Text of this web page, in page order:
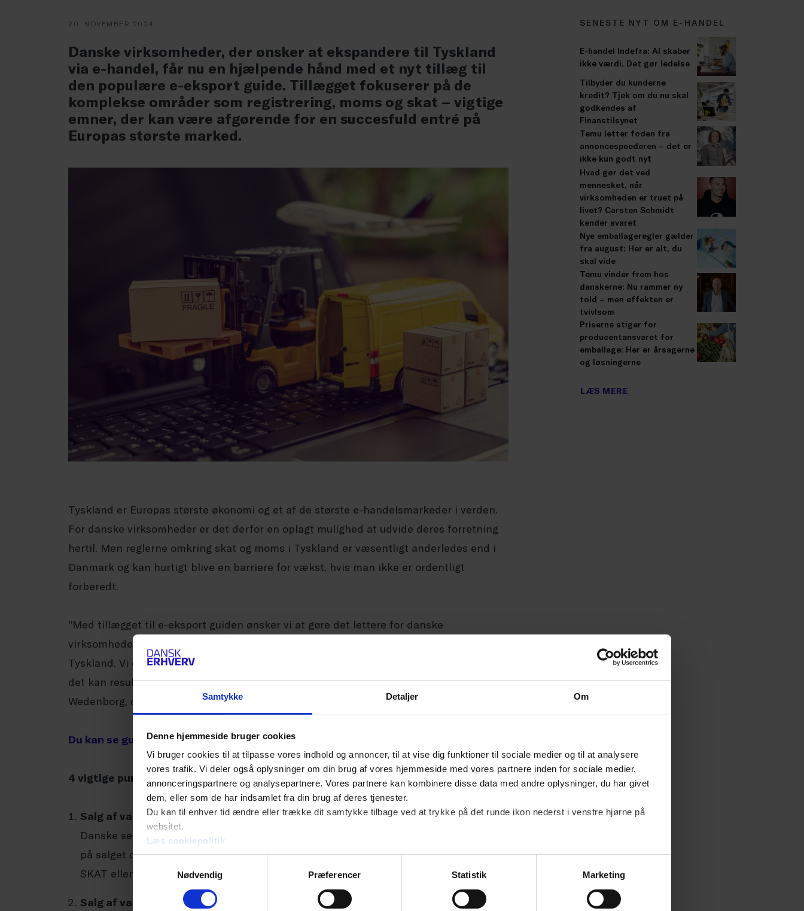
Samtykke Detaljer Om
Denne hjemmeside bruger cookies
Vi bruger cookies til at tilpasse vores indhold og annoncer, til at vise dig funktioner til sociale medier og til at analysere
vores trafik. Vi deler også oplysninger om din brug af vores hjemmeside med vores partnere inden for sociale medier,
annonceringspartnere og analysepartnere. Vores partnere kan kombinere disse data med andre oplysninger, du har givet
dem, eller som de har indsamlet fra din brug af deres tjenester.
Du kan til enhver tid ændre eller trække dit samtykke tilbage ved at trykke på det runde ikon nederst i venstre hjørne på
websitet.
Læs cookiepolitik
Samtykkevalg
Nødvendig
Præferencer Statistik Marketing
20. NOVEMBER 2024
Danske virksomheder, der ønsker at ekspandere til Tyskland
via e-handel, får nu en hjælpende hånd med et nyt tillæg til
den populære e-eksport guide. Tillægget fokuserer på de
komplekse områder som registrering, moms og skat – vigtige
emner, der kan være afgørende for en succesfuld entré på
Europas største marked.
Tyskland er Europas største økonomi og et af de største e-handelsmarkeder i verden.
For danske virksomheder er det derfor en oplagt mulighed at udvide deres forretning
hertil. Men reglerne omkring skat og moms i Tyskland er væsentligt anderledes end i
Danmark og kan hurtigt blive en barriere for vækst, hvis man ikke er ordentligt
forberedt.
”Med tillægget til e-eksport guiden ønsker vi at gøre det lettere for danske
virksomheder at navigere i de administrative krav, der er forbundet med at sælge i
Tyskland. Vi oplever ofte, at virksomheder bliver overvældede af de mange regler, og
det kan resultere i forsinkelser eller unødvendige omkostninger,” udtaler Jens
Wedenborg, chefkonsulent hos Dansk Erhverv.
Du kan se guiden om det tyske marked her.
4 vigtige punkter i det nye tillæg:
Salg af varer B2C:
Danske selskaber med online salg til tyske forbrugere skal opkræve den tyske moms
på salget og bør derfor tilmelde sig enten Moms One Stop Shop (MOSS) hos dansk
SKAT eller få en tysk momsregistrering.
Salg af varer B2B:
SENESTE NYT OM E-HANDEL
E-handel Indefra: AI skaber
ikke værdi. Det gør ledelse
Tilbyder du kunderne
kredit? Tjek om du nu skal
godkendes af
Finanstilsynet
Temu letter foden fra
annoncespeederen – det er
ikke kun godt nyt
Hvad gør det ved
mennesket, når
virksomheden er truet på
livet? Carsten Schmidt
kender svaret
Nye emballageregler gælder
fra august: Her er alt, du
skal vide
Temu vinder frem hos
danskerne: Nu rammer ny
told – men effekten er
tvivlsom
Priserne stiger for
producentansvaret for
emballage: Her er årsagerne
og løsningerne
LÆS MERE